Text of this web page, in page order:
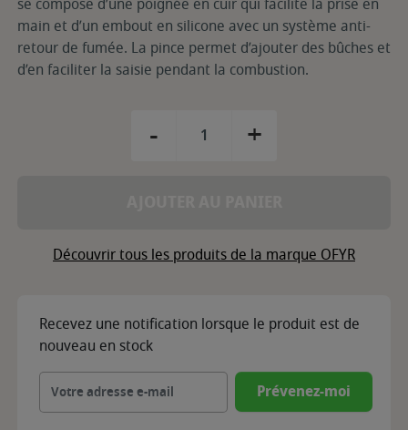
se compose d’une poignée en cuir qui facilite la prise en
main et d’un embout en silicone avec un système anti-
retour de fumée. La pince permet d’ajouter des bûches et
d’en faciliter la saisie pendant la combustion.
- +
Découvrir tous les produits de la marque OFYR
Recevez une notification lorsque le produit est de
nouveau en stock
Prévenez-moi